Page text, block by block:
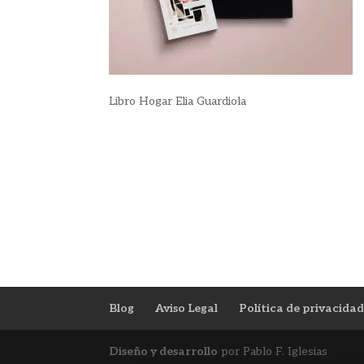
Libro Hogar Elia Guardiola
Blog Aviso Legal Política de privacidad
Diseño y desarrollo por Pablo F. Iglesias